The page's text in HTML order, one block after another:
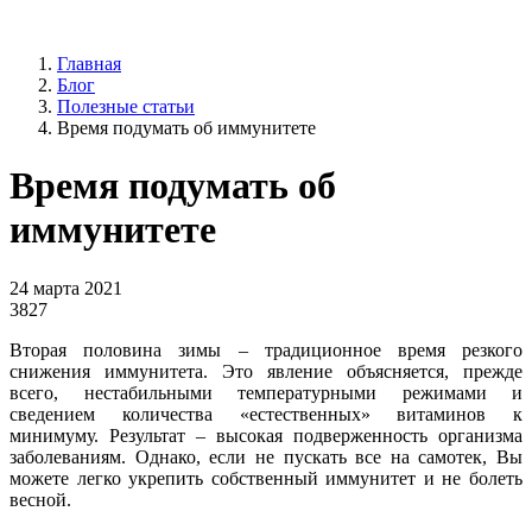
Главная
Блог
Полезные статьи
Время подумать об иммунитете
Время подумать об
иммунитете
24 марта 2021
3827
Вторая половина зимы – традиционное время резкого
снижения иммунитета. Это явление объясняется, прежде
всего, нестабильными температурными режимами и
сведением количества «естественных» витаминов к
минимуму. Результат – высокая подверженность организма
заболеваниям. Однако, если не пускать все на самотек, Вы
можете легко укрепить собственный иммунитет и не болеть
весной.